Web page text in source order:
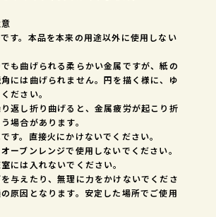
す。本品を本来の用途以外に使用しない
でも曲げられる柔らかい金属ですが、紙の
には曲げられません。円を描く様に、ゆ
ださい。
り返し折り曲げると、金属疲労が起こり折
場合があります。
す。直接火にかけないでください。
ーブンレンジで使用しないでください。
には入れないでください。
を与えたり、無理に力をかけないでくださ
原因となります。安定した場所でご使用